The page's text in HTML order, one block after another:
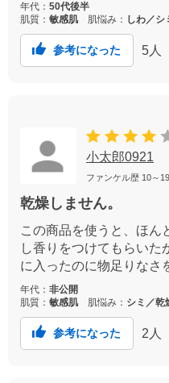
年代： 50代後半
肌質： 敏感肌 肌悩み： しわ／シ
参考になった 5 人
小太郎0921
ファンケル歴 10～
乾燥しません。
この商品を使うと、ほん
し香りをつけてもらいた
に入ったのに物足りなさ
年代： 非公開
肌質： 敏感肌 肌悩み： シミ／乾
参考になった 2 人